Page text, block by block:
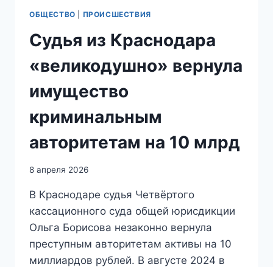
ОБЩЕСТВО ПРОИСШЕСТВИЯ
Судья из Краснодара
«великодушно» вернула
имущество
криминальным
авторитетам на 10 млрд
8 апреля 2026
В Краснодаре судья Четвёртого
кассационного суда общей юрисдикции
Ольга Борисова незаконно вернула
преступным авторитетам активы на 10
миллиардов рублей. В августе 2024 в